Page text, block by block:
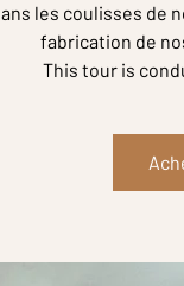
les coulisses de
fabrication de